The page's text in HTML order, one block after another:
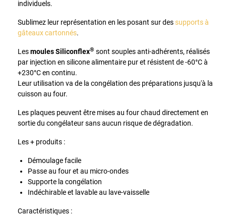
individuels.
Sublimez leur représentation en les posant sur des supports à
gâteaux cartonnés.
Lesmoules Siliconflex® sont souples anti-adhérents, réalisés
par injection en silicone alimentaire pur et résistent de -60°C à
+230°C en continu.
Leur utilisation va de la congélation des préparations jusqu'à la
cuisson au four.
Les plaques peuvent être mises au four chaud directement en
sortie du congélateur sans aucun risque de dégradation.
Les + produits :
Démoulage facile
Passe au four et au micro-ondes
Supporte la congélation
Indéchirable et lavable au lave-vaisselle
Caractéristiques :